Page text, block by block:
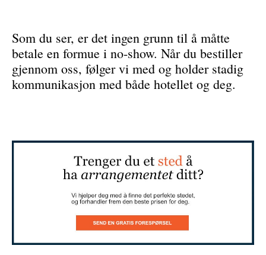
Som du ser, er det ingen grunn til å måtte
betale en formue i no-show. Når du bestiller
gjennom oss, følger vi med og holder stadig
kommunikasjon med både hotellet og deg.